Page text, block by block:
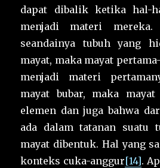
dapat dibalik ketika hal-
menjadi materi mereka.
seandainya tubuh yang
mayat, maka mayat
menjadi materi
mayat bubar, maka
elemen dan juga bahwa
ada dalam tatanan suatu
mayat dibentuk. Hal yang
konteks cuka-anggur[14].